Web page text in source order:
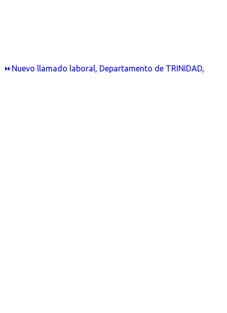
⏩Nuevo llamado laboral, Departamento de TRINIDAD,